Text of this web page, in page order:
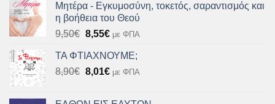
10,00€.είναι:
9,00€.
Μητέρα - Εγκυμοσύνη, τοκετός, σαραντισμός και
η βοήθεια του Θεού
9,50€ Original
was:
9,50€.
8,55€Η
τιμή
είναι:
με ΦΠΑ
ΤΑ ΦΤΙΑΧΝΟΥΜΕ;
8,90€ Original
8,01€Ημε ΦΠΑ